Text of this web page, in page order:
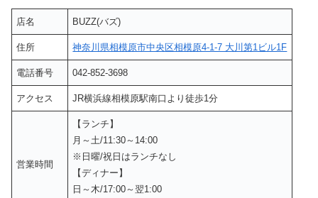
店名 BUZZ(バズ)
住所 神奈川県相模原市中央区相模原4-1-7 大川第1ビル1F
電話番号 042-852-3698
アクセス JR横浜線相模原駅南口より徒歩1分
営業時間
【ランチ】
月～土/11:30～14:00
※日曜/祝日はランチなし
【ディナー】
日～木/17:00～翌1:00